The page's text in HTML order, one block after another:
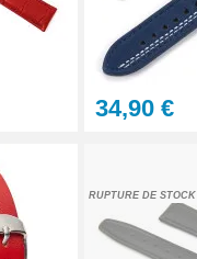
Gros pointeau de pose
manipulation bracelet montre
7,90 €
Outil pointeau de pose suisse
34,90 €
RUPTURE DE STOCK